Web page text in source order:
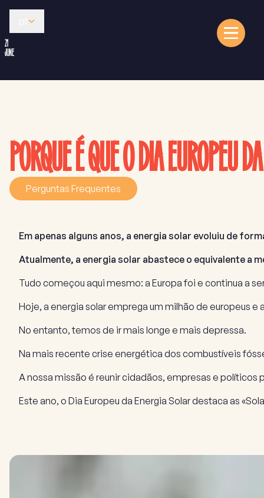
21
JUNE
PORQUE É QUE O DIA EUROPEU
Perguntas Frequentes
Em apenas alguns anos, a energia solar evoluiu de
Atualmente, a energia solar abastece o equivalente a
Tudo começou aqui mesmo: a Europa foi e continua a
Hoje, a energia solar emprega um milhão de europeus
No entanto, temos de ir mais longe e mais depressa.
Na mais recente crise energética dos combustíveis
A nossa missão é reunir cidadãos, empresas e
Este ano, o Dia Europeu da Energia Solar destaca as